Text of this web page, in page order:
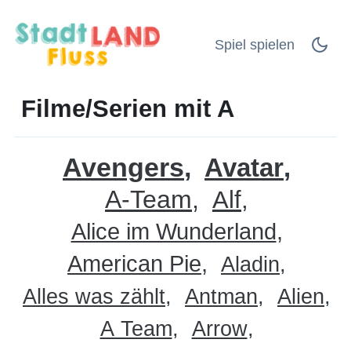
Spiel spielen
Filme/Serien mit A
Avengers Avatar
A-Team Alf
Alice im Wunderland
American Pie
Aladin
Alles was zählt
Antman
Alien
A Team
Arrow